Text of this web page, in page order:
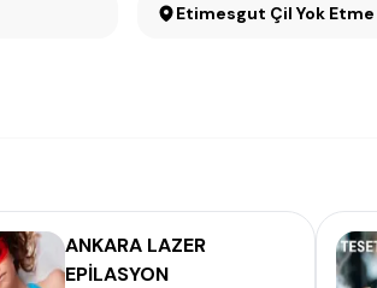
Etimesgut Çil Yok Etme
ANKARA LAZER
EPİLASYON